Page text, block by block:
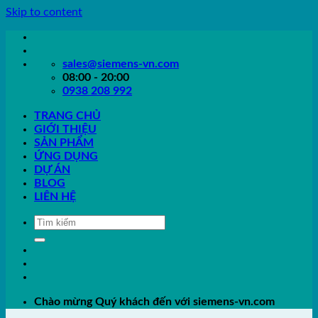
Skip to content
sales@siemens-vn.com
08:00 - 20:00
0938 208 992
TRANG CHỦ
GIỚI THIỆU
SẢN PHẨM
ỨNG DỤNG
DỰ ÁN
BLOG
LIÊN HỆ
Chào mừng Quý khách đến với siemens-vn.com